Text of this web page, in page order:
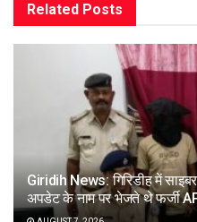
Related Posts
Giridih News: गिरिडीह में
अपडेट के नाम पर भेजते थे फर्जी